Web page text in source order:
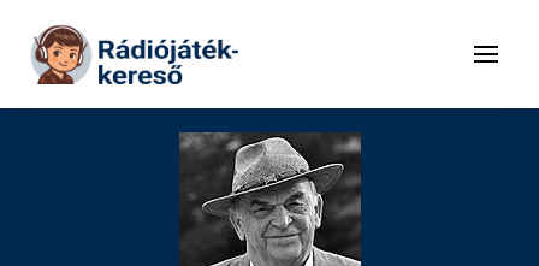
Tovább a tartalomhoz
Menü